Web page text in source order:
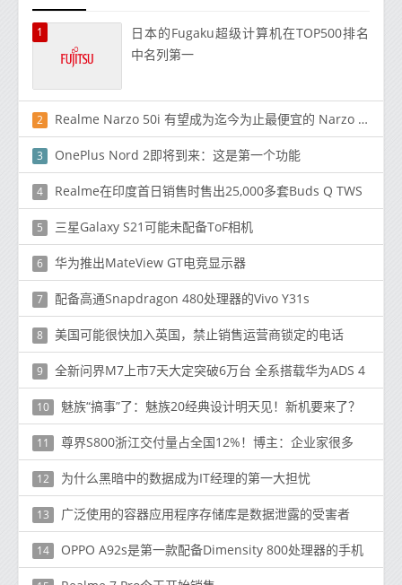
1
日本的Fugaku超级计算机在TOP500排名
中名列第一
2 Realme Narzo 50i 有望成为迄今为止最便宜的 Narzo 手机 定于 9 月 24 日发布
3 OnePlus Nord 2即将到来：这是第一个功能
4 Realme在印度首日销售时售出25,000多套Buds Q TWS
5 三星Galaxy S21可能未配备ToF相机
6 华为推出MateView GT电竞显示器
7 配备高通Snapdragon 480处理器的Vivo Y31s
8 美国可能很快加入英国，禁止销售运营商锁定的电话
9 全新问界M7上市7天大定突破6万台 全系搭载华为ADS 4
10 魅族“搞事”了：魅族20经典设计明天见！新机要来了？
11 尊界S800浙江交付量占全国12%！博主：企业家很多
12 为什么黑暗中的数据成为IT经理的第一大担忧
13 广泛使用的容器应用程序存储库是数据泄露的受害者
14 OPPO A92s是第一款配备Dimensity 800处理器的手机